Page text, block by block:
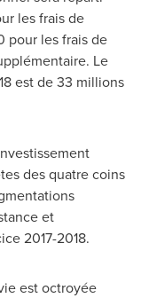
les frais de
pour les frais de
Le
est de 33 millions
des quatre coins
et
2017-2018.
est octroyée